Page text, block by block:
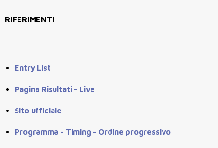
RIFERIMENTI
Entry List
Pagina Risultati - Live
Sito ufficiale
Programma - Timing - Ordine progressivo